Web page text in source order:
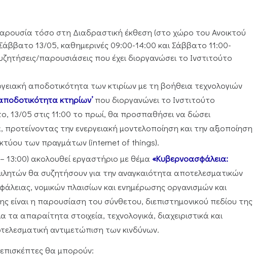
τόσο στη Διαδραστική έκθεση (στο χώρο του Ανοικτού
13/05, καθημερινές 09:00-14:00 και Σάββατο 11:00-
παρουσιάσεις που έχει διοργανώσει το Ινστιτούτο
αποδοτικότητα των κτιρίων με τη βοήθεια τεχνολογιών
κτηρίων’που διοργανώνει το Ινστιτούτο
13/05 στις 11:00 το πρωί, θα προσπαθήσει να δώσει
την ενεργειακή μοντελοποίηση και την αξιοποίηση
των πραγμάτων (internet of things).
13:00) ακολουθεί εργαστήριο με θέμα«Κυβερνοασφάλεια:
θα συζητήσουν για την αναγκαιότητα αποτελεσματικών
νομικών πλαισίων και ενημέρωσης οργανισμών και
η παρουσίαση του σύνθετου, διεπιστημονικού πεδίου της
απαραίτητα στοιχεία, τεχνολογικά, διαχειριστικά και
αντιμετώπιση των κινδύνων.
θα μπορούν: